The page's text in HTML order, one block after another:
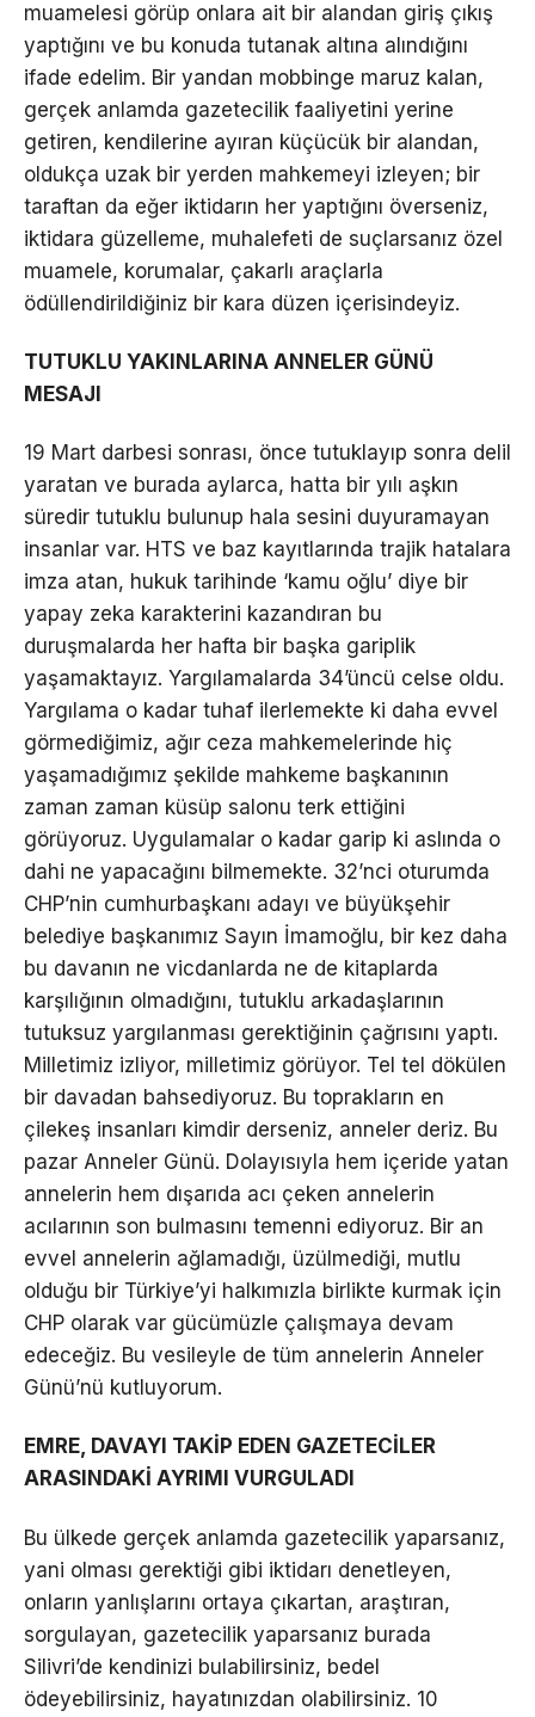
muamelesi görüp onlara ait bir alandan giriş çıkış
yaptığını ve bu konuda tutanak altına alındığını
ifade edelim. Bir yandan mobbinge maruz kalan,
gerçek anlamda gazetecilik faaliyetini yerine
getiren, kendilerine ayıran küçücük bir alandan,
oldukça uzak bir yerden mahkemeyi izleyen; bir
taraftan da eğer iktidarın her yaptığını överseniz,
iktidara güzelleme, muhalefeti de suçlarsanız özel
muamele, korumalar, çakarlı araçlarla
ödüllendirildiğiniz bir kara düzen içerisindeyiz.
TUTUKLU YAKINLARINA ANNELER GÜNÜ
MESAJI
19 Mart darbesi sonrası, önce tutuklayıp sonra delil
yaratan ve burada aylarca, hatta bir yılı aşkın
süredir tutuklu bulunup hala sesini duyuramayan
insanlar var. HTS ve baz kayıtlarında trajik hatalara
imza atan, hukuk tarihinde ‘kamu oğlu’ diye bir
yapay zeka karakterini kazandıran bu
duruşmalarda her hafta bir başka gariplik
yaşamaktayız. Yargılamalarda 34’üncü celse oldu.
Yargılama o kadar tuhaf ilerlemekte ki daha evvel
görmediğimiz, ağır ceza mahkemelerinde hiç
yaşamadığımız şekilde mahkeme başkanının
zaman zaman küsüp salonu terk ettiğini
görüyoruz. Uygulamalar o kadar garip ki aslında o
dahi ne yapacağını bilmemekte. 32’nci oturumda
CHP’nin cumhurbaşkanı adayı ve büyükşehir
belediye başkanımız Sayın İmamoğlu, bir kez daha
bu davanın ne vicdanlarda ne de kitaplarda
karşılığının olmadığını, tutuklu arkadaşlarının
tutuksuz yargılanması gerektiğinin çağrısını yaptı.
Milletimiz izliyor, milletimiz görüyor. Tel tel dökülen
bir davadan bahsediyoruz. Bu toprakların en
çilekeş insanları kimdir derseniz, anneler deriz. Bu
pazar Anneler Günü. Dolayısıyla hem içeride yatan
annelerin hem dışarıda acı çeken annelerin
acılarının son bulmasını temenni ediyoruz. Bir an
evvel annelerin ağlamadığı, üzülmediği, mutlu
olduğu bir Türkiye’yi halkımızla birlikte kurmak için
CHP olarak var gücümüzle çalışmaya devam
edeceğiz. Bu vesileyle de tüm annelerin Anneler
Günü’nü kutluyorum.
EMRE, DAVAYI TAKİP EDEN GAZETECİLER
ARASINDAKİ AYRIMI VURGULADI
Bu ülkede gerçek anlamda gazetecilik yaparsanız,
yani olması gerektiği gibi iktidarı denetleyen,
onların yanlışlarını ortaya çıkartan, araştıran,
sorgulayan, gazetecilik yaparsanız burada
Silivri’de kendinizi bulabilirsiniz, bedel
ödeyebilirsiniz, hayatınızdan olabilirsiniz. 10